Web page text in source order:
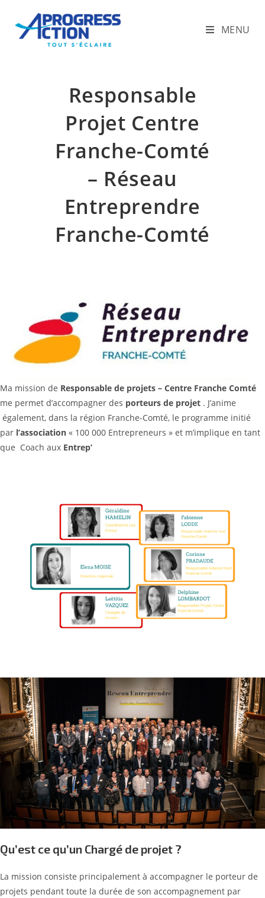
content
MENU
Responsable
Projet Centre
Franche-Comté
– Réseau
Entreprendre
Franche-Comté
Ma mission de Responsable de projets – Centre Franche Comté
me permet d’accompagner des porteurs de projet . J’anime
également, dans la région Franche-Comté, le programme initié
par l’association « 100 000 Entrepreneurs » et m’implique en tant
que Coach aux Entrep’
Qu’est ce qu’un Chargé de projet ?
La mission consiste principalement à accompagner le porteur de
projets pendant toute la durée de son accompagnement par